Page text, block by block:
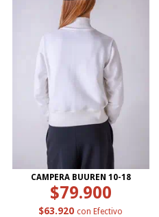
CAMPERA BUUREN 10-18
$79.900
$63.920 con Efectivo